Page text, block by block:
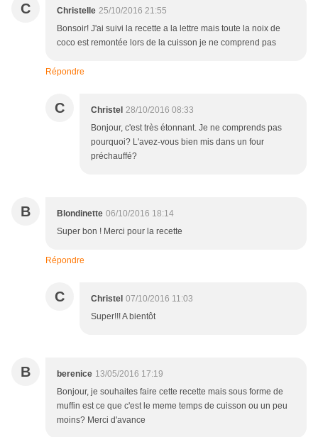
C Christelle 25/10/2016 21:55
Bonsoir! J'ai suivi la recette a la lettre mais toute la noix de
coco est remontée lors de la cuisson je ne comprend pas
Répondre
C Christel 28/10/2016 08:33
Bonjour, c'est très étonnant. Je ne comprends pas
pourquoi? L'avez-vous bien mis dans un four
préchauffé?
B Blondinette 06/10/2016 18:14
Super bon ! Merci pour la recette
Répondre
C Christel 07/10/2016 11:03
Super!!! A bientôt
B berenice 13/05/2016 17:19
Bonjour, je souhaites faire cette recette mais sous forme de
muffin est ce que c'est le meme temps de cuisson ou un peu
moins? Merci d'avance